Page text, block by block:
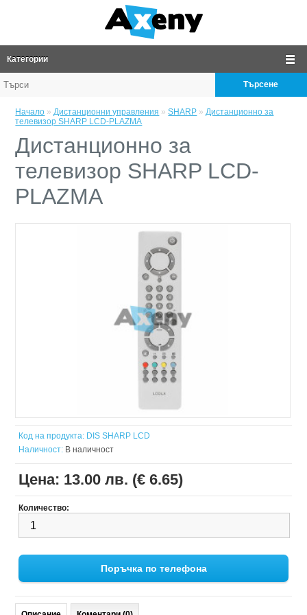
Категории
Търсене
Начало »Дистанционни управления »SHARP »Дистанционно за
телевизор SHARP LCD-PLAZMA
Дистанционно за
телевизор SHARP LCD-
PLAZMA
Код на продукта: DIS SHARP LCD
Наличност: В наличност
Цена: 13.00 лв. (€ 6.65)
Количество:
Поръчка по телефона